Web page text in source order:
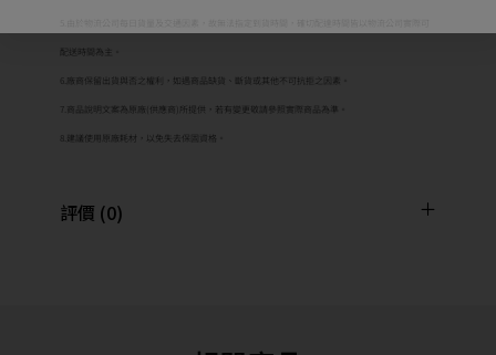
配送時間為主。
6.廠商保留出貨與否之權利，如遇商品缺貨、斷貨或其他不可抗拒之因素。
7.商品說明文案為原廠(供應商)所提供，若有變更敬請參照實際商品為準。
8.建議使用原廠耗材，以免失去保固資格。
評價 (0)